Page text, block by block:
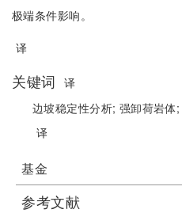
极端条件影响。
译
关键词
译
边坡稳定性分析; 强卸荷岩体;
译
基金
参考文献